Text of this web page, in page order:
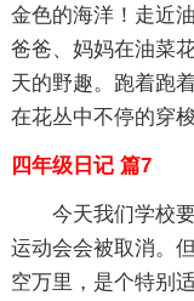
金色的海洋！走近
爸爸、妈妈在油菜
天的野趣。跑着跑
在花丛中不停的穿
四年级日记 篇7
今天我们学校
运动会会被取消。
空万里，是个特别